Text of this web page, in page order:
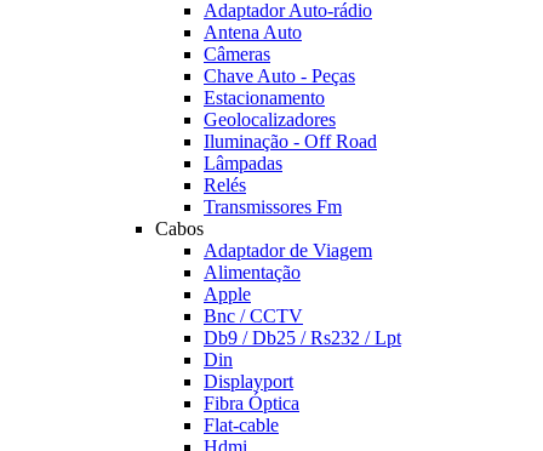
Adaptador Auto-rádio
Antena Auto
Câmeras
Chave Auto - Peças
Estacionamento
Geolocalizadores
Iluminação - Off Road
Lâmpadas
Relés
Transmissores Fm
Cabos
Adaptador de Viagem
Alimentação
Apple
Bnc / CCTV
Db9 / Db25 / Rs232 / Lpt
Din
Displayport
Fibra Óptica
Flat-cable
Hdmi